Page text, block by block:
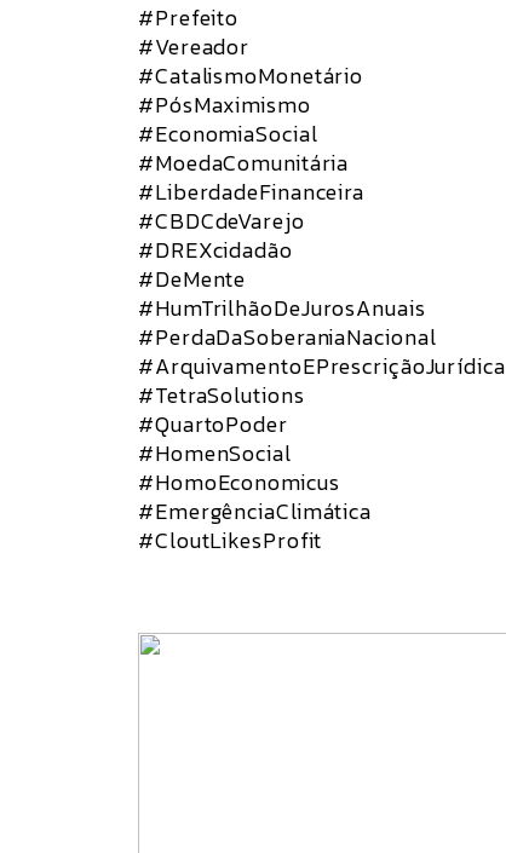
#Prefeito
#Vereador
#CatalismoMonetário
#PósMaximismo
#EconomiaSocial
#MoedaComunitária
#LiberdadeFinanceira
#CBDCdeVarejo
#DREXcidadão
#DeMente
#HumTrilhãoDeJurosAnuais
#PerdaDaSoberaniaNacional
#ArquivamentoEPrescriçãoJurídica
#TetraSolutions
#QuartoPoder
#HomenSocial
#HomoEconomicus
#EmergênciaClimática
#CloutLikesProfit